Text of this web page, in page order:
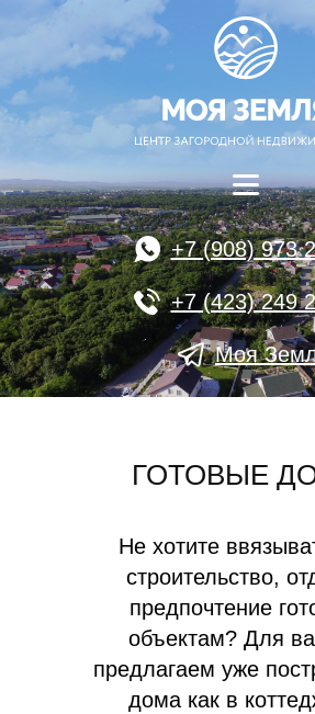
+7 (908) 973
+7 (423) 249
Моя
ГОТОВЫЕ
Не хотите
строительство,
предпочтение
объектам? Для
предлагаем уже
дома как в